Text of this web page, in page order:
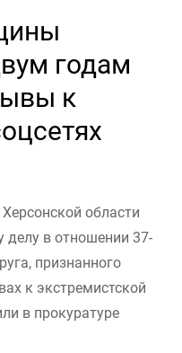
годам
к
области
делу в отношении 37-
признанного
к экстремистской
в прокуратуре